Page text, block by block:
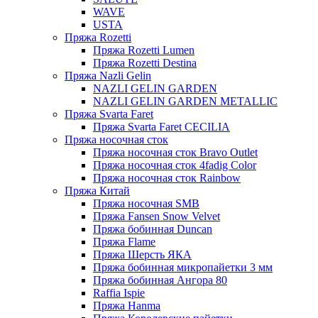
WAVE
USTA
Пряжа Rozetti
Пряжа Rozetti Lumen
Пряжа Rozetti Destina
Пряжа Nazli Gelin
NAZLI GELIN GARDEN
NAZLI GELIN GARDEN METALLIC
Пряжа Svarta Faret
Пряжа Svarta Faret CECILIA
Пряжа носочная сток
Пряжа носочная сток Bravo Outlet
Пряжа носочная сток 4fadig Color
Пряжа носочная сток Rainbow
Пряжа Китай
Пряжа носочная SMB
Пряжа Fansen Snow Velvet
Пряжа бобинная Duncan
Пряжа Flame
Пряжа Шерсть ЯКА
Пряжа бобинная микропайетки 3 мм
Пряжа бобинная Ангора 80
Raffia Ispie
Пряжа Hanma